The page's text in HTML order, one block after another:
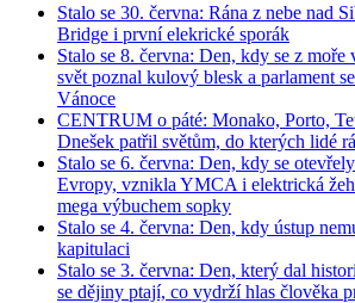
Stalo se 30. června: Rána z nebe nad
Bridge i první elekrické sporák
Stalo se 8. června: Den, kdy se z
svět poznal kulový blesk a parlament
Vánoce
CENTRUM o páté: Monako, Porto,
Dnešek patřil světům, do kterých lidé
Stalo se 6. června: Den, kdy se
Evropy, vznikla YMCA i elektrická
mega výbuchem sopky
Stalo se 4. června: Den, kdy ústup
kapitulaci
Stalo se 3. června: Den, který dal
se dějiny ptají, co vydrží hlas člověka